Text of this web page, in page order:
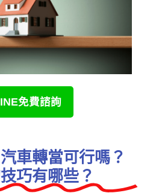
免費諮詢
車轉當可行嗎？
巧有哪些？